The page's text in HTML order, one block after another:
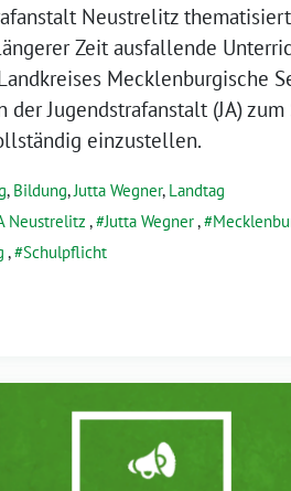
Neustrelitz
Zeit ausfallende
Mecklenburgische
der Jugendstrafanstalt (JA)
einzustellen.
, Bildung, Jutta Wegner, Landtag
Neustrelitz , Jutta Wegner,
, Schulpflicht